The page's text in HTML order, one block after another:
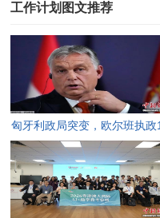
工作计划图文推荐
匈牙利政局突变，欧尔班执政
年终结。